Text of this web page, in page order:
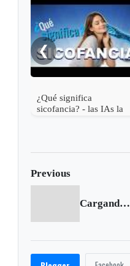
❮
¿Qué significa
sicofancia? - las IAs la
Previous
Cargando anterior...